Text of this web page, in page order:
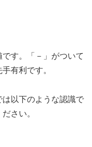
す。「－」がついて
有利です。
以下のような認識で
さい。